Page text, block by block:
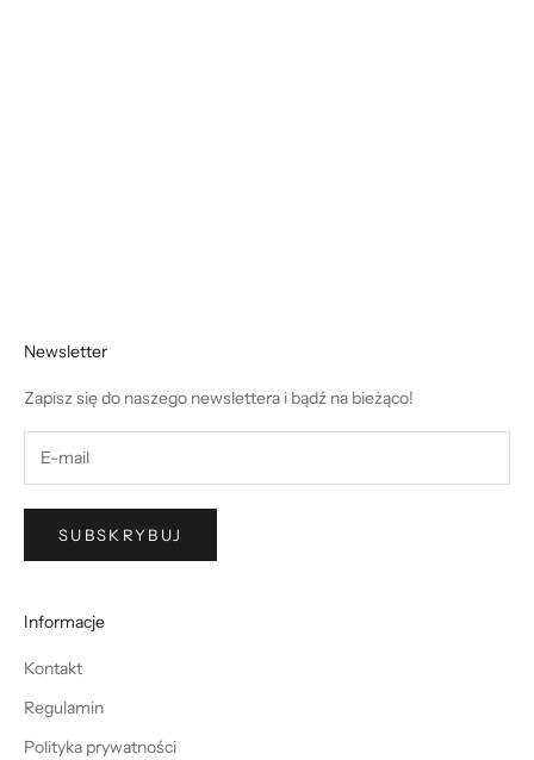
Newsletter
Zapisz się do naszego newslettera i bądź na bieżąco!
SUBSKRYBUJ
Informacje
Kontakt
Regulamin
Polityka prywatności